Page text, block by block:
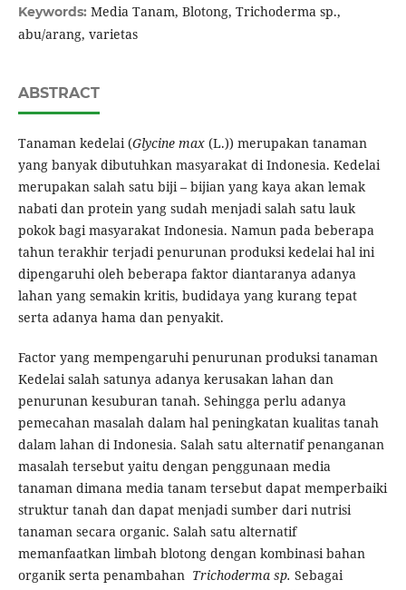
Keywords: Media Tanam, Blotong, Trichoderma sp.,
abu/arang, varietas
ABSTRACT
Tanaman kedelai (Glycine max(L.)) merupakan tanaman
yang banyak dibutuhkan masyarakat di Indonesia. Kedelai
merupakan salah satu biji – bijian yang kaya akan lemak
nabati dan protein yang sudah menjadi salah satu lauk
pokok bagi masyarakat Indonesia. Namun pada beberapa
tahun terakhir terjadi penurunan produksi kedelai hal ini
dipengaruhi oleh beberapa faktor diantaranya adanya
lahan yang semakin kritis, budidaya yang kurang tepat
serta adanya hama dan penyakit.
Factor yang mempengaruhi penurunan produksi tanaman
Kedelai salah satunya adanya kerusakan lahan dan
penurunan kesuburan tanah. Sehingga perlu adanya
pemecahan masalah dalam hal peningkatan kualitas tanah
dalam lahan di Indonesia. Salah satu alternatif penanganan
masalah tersebut yaitu dengan penggunaan media
tanaman dimana media tanam tersebut dapat memperbaiki
struktur tanah dan dapat menjadi sumber dari nutrisi
tanaman secara organic. Salah satu alternatif
memanfaatkan limbah blotong dengan kombinasi bahan
organik serta penambahan Trichoderma sp. Sebagai